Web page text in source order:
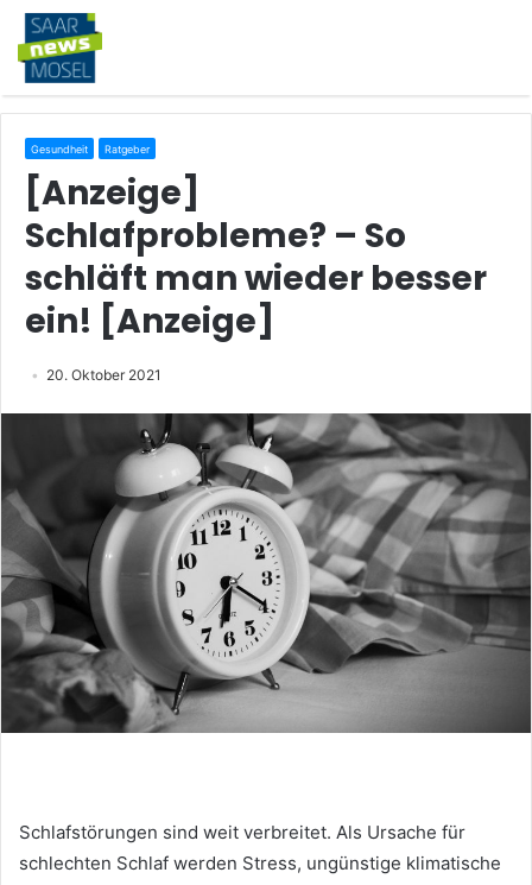
Gesundheit Ratgeber
[Anzeige]
Schlafprobleme? – So
schläft man wieder besser
ein! [Anzeige]
20. Oktober 2021
Schlafstörungen sind weit verbreitet. Als Ursache für
schlechten Schlaf werden Stress, ungünstige klimatische